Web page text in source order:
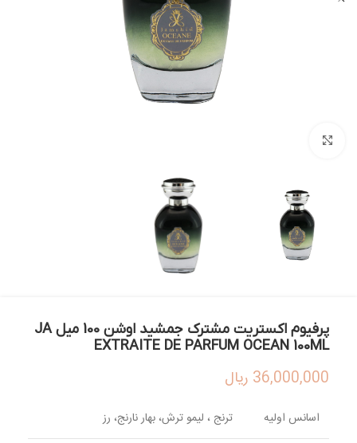
پرفیوم اکستریت مشترک جمشید اوشن 100 میل JA
EXTRAITE DE PARFUM OCEAN 100ML
36,000,000 ریال
اسانس اولیه ترنج ، لیمو ترش، بهار نارنج، رز